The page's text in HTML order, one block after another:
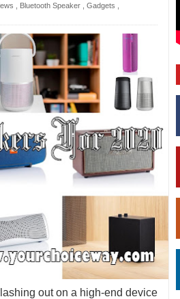
Bluetooth Speaker Gadgets
out on a high-end device